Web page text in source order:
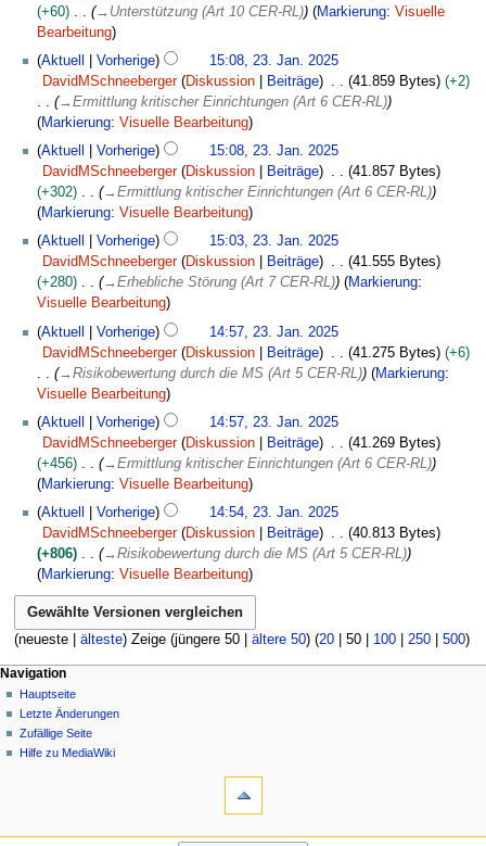
+60
→ Unterstützung (Art 10 CER-RL) Markierung: Visuelle
Bearbeitung
Aktuell
Vorherige
15:08, 23. Jan. 2025
DavidMSchneeberger
Diskussion Beiträge 41.859 Bytes
+2
→Ermittlung kritischer Einrichtungen (Art 6 CER-RL)
Markierung: Visuelle Bearbeitung
Aktuell
Vorherige
15:08, 23. Jan. 2025
DavidMSchneeberger
Diskussion Beiträge
41.857 Bytes
+302
→Ermittlung kritischer Einrichtungen (Art 6 CER-RL)
Markierung: Visuelle Bearbeitung
Aktuell
Vorherige
15:03, 23. Jan. 2025
DavidMSchneeberger
Diskussion Beiträge
41.555 Bytes
+280
→Erhebliche Störung (Art 7 CER-RL) Markierung:
Visuelle Bearbeitung
Aktuell
Vorherige
14:57, 23. Jan. 2025
DavidMSchneeberger
Diskussion Beiträge 41.275 Bytes
+6
→Risikobewertung durch die MS (Art 5 CER-RL) Markierung:
Visuelle Bearbeitung
Aktuell
Vorherige
14:57, 23. Jan. 2025
DavidMSchneeberger
Diskussion Beiträge
41.269 Bytes
+456
→Ermittlung kritischer Einrichtungen (Art 6 CER-RL)
Markierung: Visuelle Bearbeitung
Aktuell
Vorherige
14:54, 23. Jan. 2025
DavidMSchneeberger
Diskussion Beiträge
40.813 Bytes
+806
→Risikobewertung durch die MS (Art 5 CER-RL)
Markierung: Visuelle Bearbeitung
(neueste| älteste) Zeige (jüngere 50| ältere 50) (20| 50| 100| 250| 500)
N
a
v
Seitenaktionen
Seite
Diskussion
Lesen
Quelltext
Meine Werkzeuge
Deutsch
Anmelden
Benutzerkonto
beantragen
Navigation
Hauptseite
Letzte Änderungen
Zufällige Seite
Hilfe zu MediaWiki
Navigation